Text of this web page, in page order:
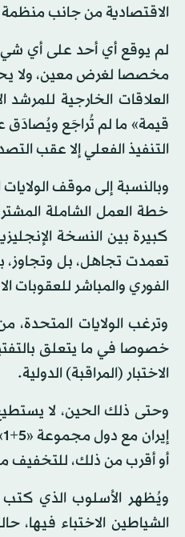
الاقتصادية من جانب منظمة
مخصصا لغرض معين، ولا
العلاقات الخارجية
التنفيذ الفعلي إلا عقب
وبالنسبة إلى موقف
خطة العمل الشاملة
كبيرة بين النسخة
تعمدت تجاهل، بل وتجاوز،
الفوري والمباشر للعقوبات
وترغب الولايات المتحدة،
خصوصا في ما يتعلق
الاختبار (المراقبة) الدولية.
وحتى ذلك الحين، لا
أو أقرب من ذلك، للتخفيف
ويُظهر الأسلوب الذي كتب
الشياطين الاختباء فيها،